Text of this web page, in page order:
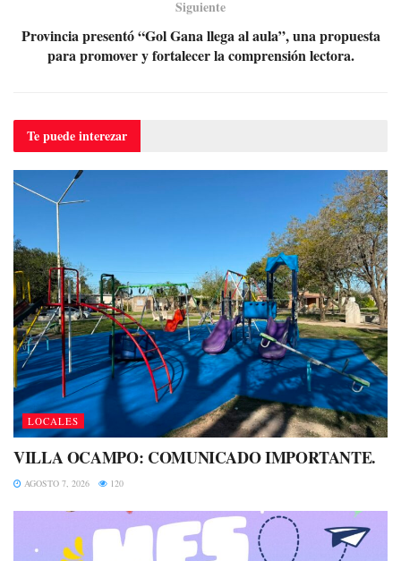
Siguiente
Provincia presentó “Gol Gana llega al aula”, una propuesta
para promover y fortalecer la comprensión lectora.
Te puedeinterezar
LOCALES
VILLA OCAMPO: COMUNICADO IMPORTANTE.
AGOSTO 7, 2026 120